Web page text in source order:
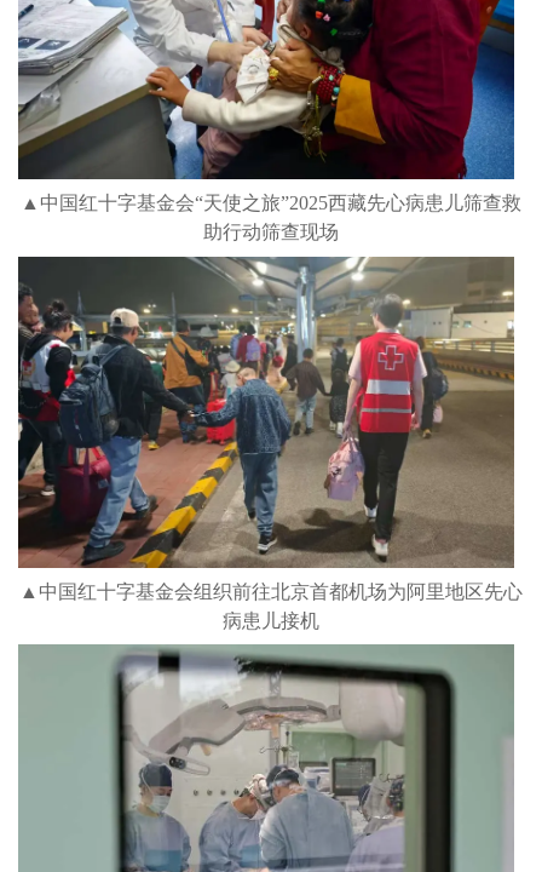
▲中国红十字基金会“天使之旅”2025西藏先心病患儿筛查救
助行动筛查现场
▲中国红十字基金会组织前往北京首都机场为阿里地区先心
病患儿接机